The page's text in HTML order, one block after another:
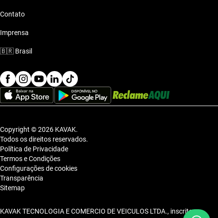
Contato
Imprensa
🇧🇷 Brasil
Copyright © 2026 KAVAK.
Todos os direitos reservados.
Política de Privacidade
Termos e Condições
Configurações de cookies
Transparência
Sitemap
KAVAK TECNOLOGIA E COMERCIO DE VEICULOS LTDA., inscrita no